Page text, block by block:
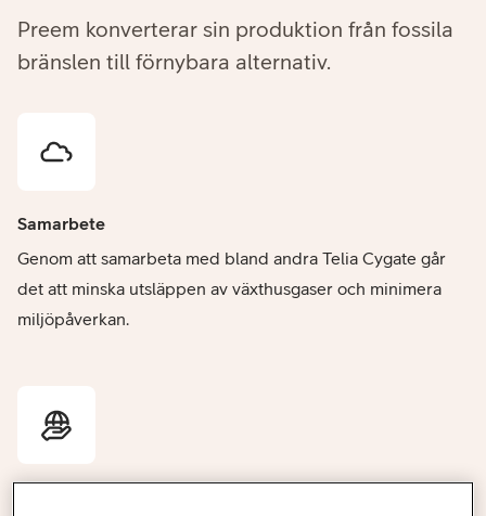
Preem konverterar sin produktion från fossila
bränslen till förnybara alternativ.
Samarbete
Genom att samarbeta med bland andra Telia Cygate går
det att minska utsläppen av växthusgaser och minimera
miljöpåverkan.